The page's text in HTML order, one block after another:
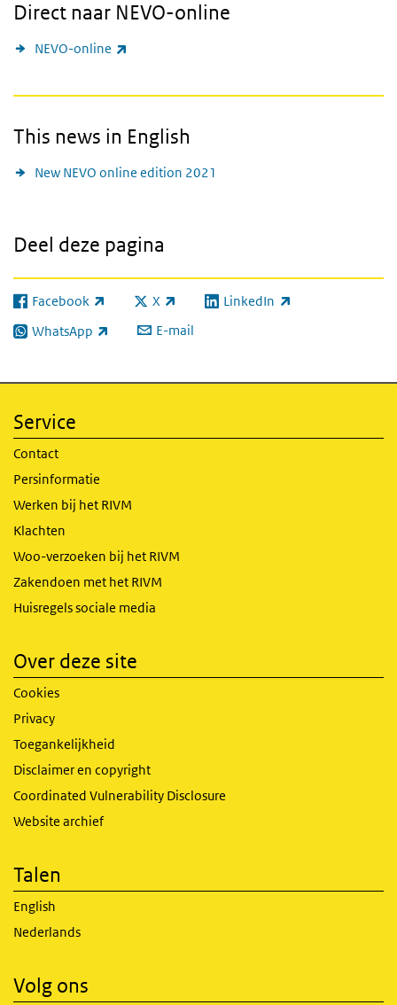
Direct naar NEVO-online
NEVO-online
This news in English
New NEVO online edition 2021
Deel deze pagina
Facebook
(externe link) X
(externe link) LinkedIn
(externe link)
WhatsApp
(externe link) E-mail
Service
Contact
Persinformatie
Werken bij het RIVM
Klachten
Woo-verzoeken bij het RIVM
Zakendoen met het RIVM
Huisregels sociale media
Over deze site
Cookies
Privacy
Toegankelijkheid
Disclaimer en copyright
Coordinated Vulnerability Disclosure
Website archief
Talen
English
Nederlands
Volg ons